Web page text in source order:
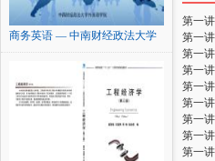
商务英语 — 中南财经政法大学
第一
第一
第一
第一
第一
第一
第一
第一
第一